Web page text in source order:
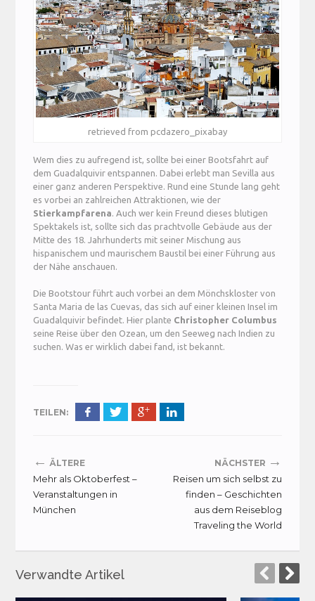
retrieved from pcdazero_pixabay
Wem dies zu aufregend ist, sollte bei einer Bootsfahrt auf
dem Guadalquivir entspannen. Dabei erlebt man Sevilla aus
einer ganz anderen Perspektive. Rund eine Stunde lang geht
es vorbei an zahlreichen Attraktionen, wie der
Stierkampfarena . Auch wer kein Freund dieses blutigen
Spektakels ist, sollte sich das prachtvolle Gebäude aus der
Mitte des 18. Jahrhunderts mit seiner Mischung aus
hispanischem und maurischem Baustil bei einer Führung aus
der Nähe anschauen.
Die Bootstour führt auch vorbei an dem Mönchskloster von
Santa Maria de las Cuevas, das sich auf einer kleinen Insel im
Guadalquivir befindet. Hier plante Christopher Columbus
seine Reise über den Ozean, um den Seeweg nach Indien zu
suchen. Was er wirklich dabei fand, ist bekannt.
TEILEN:
← ÄLTERE
Mehr als Oktoberfest –
Veranstaltungen in
München
NÄCHSTER →
Reisen um sich selbst zu
finden – Geschichten
aus dem Reiseblog
Traveling the World
Verwandte Artikel